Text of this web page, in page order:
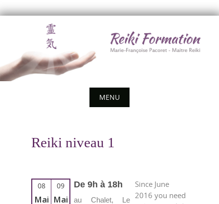
MENU
Reiki niveau 1
08
Mai
09
Mai
Since June
2016 you need
De 9h à 18h
au Chalet, Le